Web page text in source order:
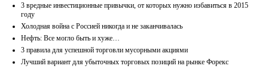
3 вредные инвестиционные привычки, от которых нужно избавиться в 2015
году
Холодная война с Россией никогда и не заканчивалась
Нефть: Все могло быть и хуже…
3 правила для успешной торговли мусорными акциями
Лучший вариант для убыточных торговых позиций на рынке Форекс